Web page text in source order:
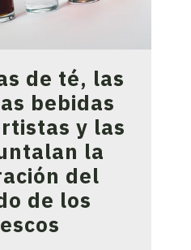
de té, las
bebidas
y las
la
del
de los